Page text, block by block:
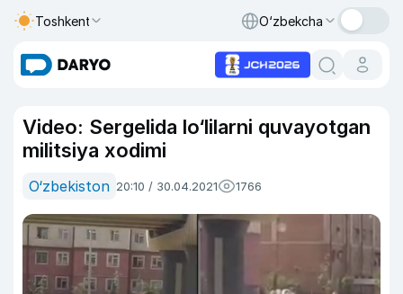
Toshkent O‘zbekcha
Video: Sergelida lo‘lilarni quvayotgan
militsiya xodimi
O‘zbekiston 20:10 / 30.04.2021 1766